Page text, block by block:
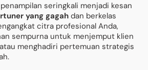
seringkali menjadi kesan
yang gagah dan berkelas
citra profesional Anda,
sempurna untuk menjemput klien
menghadiri pertemuan strategis